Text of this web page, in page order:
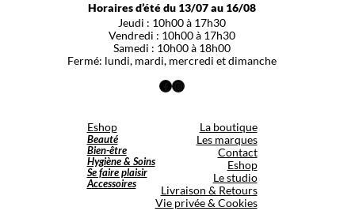
Horaires d’été du 13/07 au 16/08
Jeudi : 10h00 à 17h30
Vendredi : 10h00 à 17h30
Samedi : 10h00 à 18h00
Fermé: lundi, mardi, mercredi et dimanche
Facebook
Instagram
Eshop
Beauté
Bien-être
Hygiène & Soins
Se faire plaisir
Accessoires
La boutique
Les marques
Contact
Eshop
Le studio
Livraison & Retours
Vie privée & Cookies